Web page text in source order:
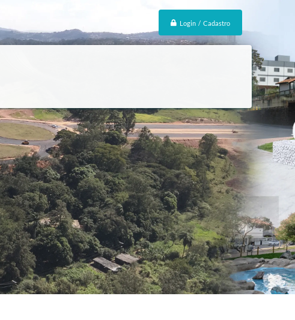
Login / Cadastro